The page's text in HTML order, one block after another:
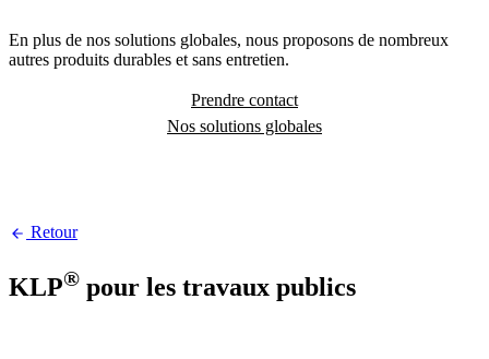
En plus de nos solutions globales, nous proposons de nombreux
autres produits durables et sans entretien.
Prendre contact
Nos solutions globales
Retour
KLP® pour les travaux publics